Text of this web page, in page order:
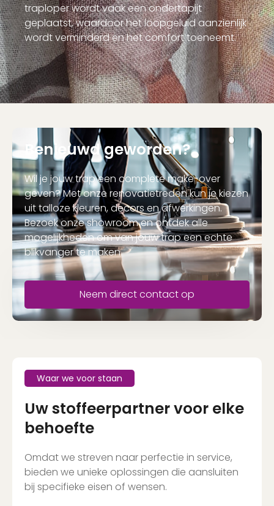
traploper wordt vaak een ondertapijt
geplaatst, waardoor het loopgeluid aanzienlijk
wordt verminderd en het comfort toeneemt.
Benieuwd geworden?
Wil je jouw trap een complete make-over
geven? Met onze renovatietreden kun je kiezen
uit talloze kleuren, decors en afwerkingen.
Bezoek onze showroom en ontdek alle
mogelijkheden om van jouw trap een echte
blikvanger te maken.
Neem direct contact op
Waar we voor staan
Uw stoffeerpartner voor elke
behoefte
Omdat we streven naar perfectie in service,
bieden we unieke oplossingen die aansluiten
bij specifieke eisen of wensen.